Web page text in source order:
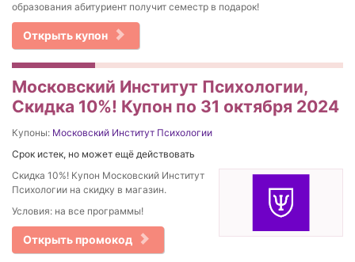
образования абитуриент получит семестр в подарок!
Открыть купон
Московский Институт Психологии,
Скидка 10%! Купон по 31 октября 2024
Купоны: Московский Институт Психологии
Срок истек, но может ещё действовать
Скидка 10%! Купон Московский Институт
Психологии на скидку в магазин.
Условия: на все программы!
Открыть промокод